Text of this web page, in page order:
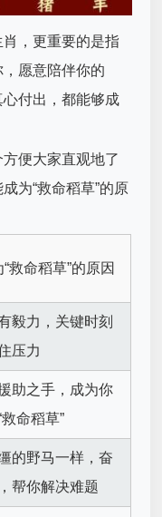
，更重要的是指
愿意陪伴你的
付出，都能够成
便大家直观地了
为“救命稻草”的原
救命稻草”的原因
毅力，关键时刻
压力
助之手，成为你
命稻草”
的野马一样，奋
帮你解决难题